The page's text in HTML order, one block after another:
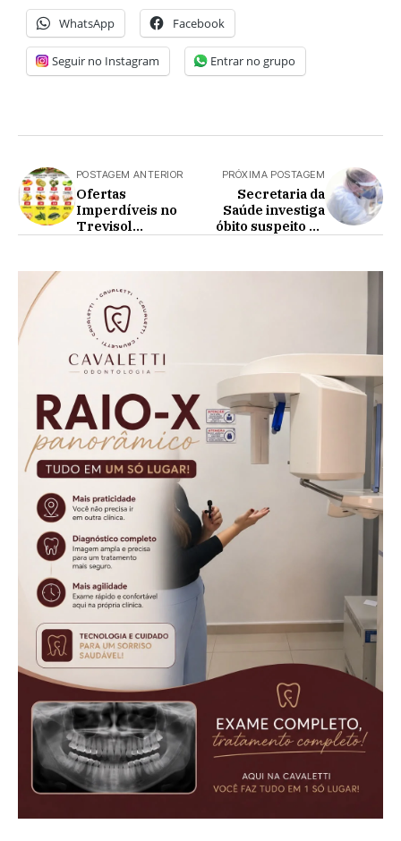
WhatsApp Facebook
Seguir no Instagram Entrar no grupo
POSTAGEM ANTERIOR
Ofertas
Imperdíveis no
Trevisol
PRÓXIMA POSTAGEM
Secretaria da
Saúde investiga
óbito suspeito de